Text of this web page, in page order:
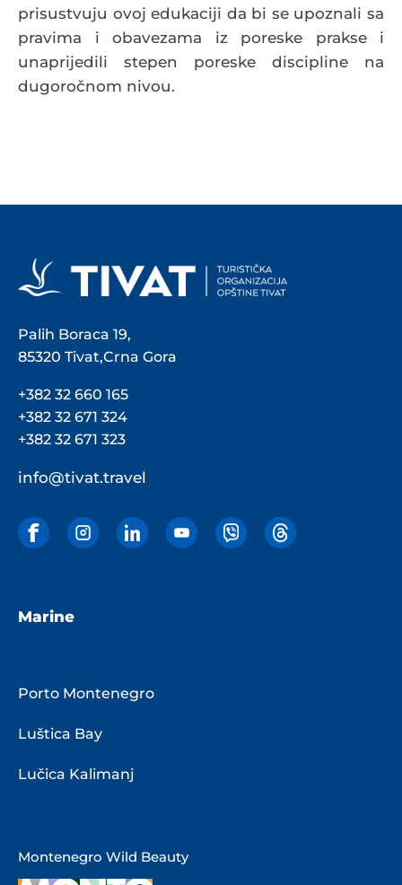
prisustvuju ovoj edukaciji da bi se upoznali sa
pravima i obavezama iz poreske prakse i
unaprijedili stepen poreske discipline na
dugoročnom nivou.
Palih Boraca 19,
85320 Tivat,Crna Gora
+382 32 660 165
+382 32 671 324
+382 32 671 323
info@tivat.travel
Marine
Porto Montenegro
Luštica Bay
Lučica Kalimanj
Montenegro Wild Beauty